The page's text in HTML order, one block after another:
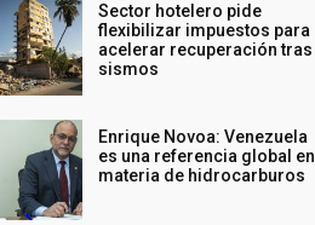
Sector hotelero pide
flexibilizar impuestos para
acelerar recuperación tras
sismos
Enrique Novoa: Venezuela
es una referencia global en
materia de hidrocarburos